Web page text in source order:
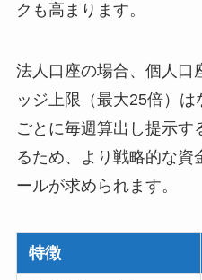
クも高まります。
法人口座の場合、個人口
ッジ上限（最大25倍）
ごとに毎週算出し提示す
るため、より戦略的な資
ールが求められます。
特徴